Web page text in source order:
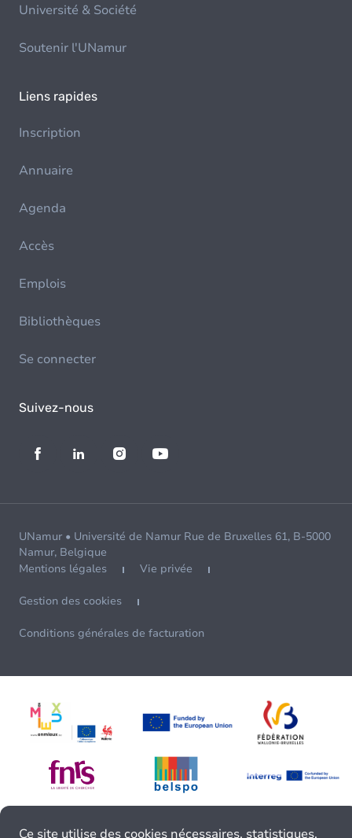
Université & Société
Soutenir l'UNamur
Liens rapides
Inscription
Annuaire
Agenda
Accès
Emplois
Bibliothèques
Se connecter
Suivez-nous
UNamur • Université de Namur Rue de Bruxelles 61, B-5000
Namur, Belgique
Mentions légales
Vie privée
Gestion des cookies
Conditions générales de facturation
Ce site utilise des cookies nécessaires, statistiques,